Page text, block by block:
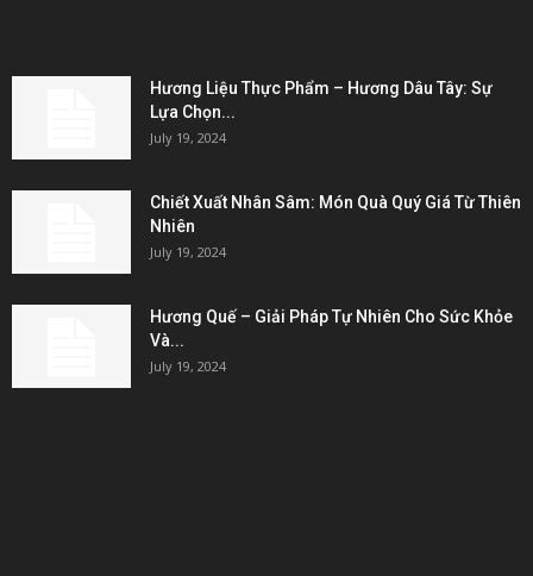
Hương Liệu Thực Phẩm – Hương Dâu Tây: Sự
Lựa Chọn...
July 19, 2024
Chiết Xuất Nhân Sâm: Món Quà Quý Giá Từ Thiên
Nhiên
July 19, 2024
Hương Quế – Giải Pháp Tự Nhiên Cho Sức Khỏe
Và...
July 19, 2024